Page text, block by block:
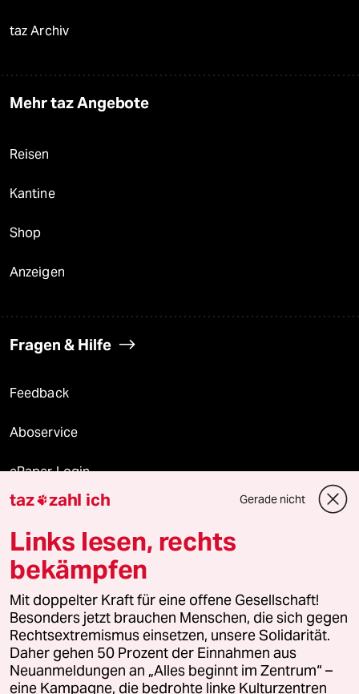
taz Archiv
Mehr taz Angebote
Reisen
Kantine
Shop
Anzeigen
Fragen & Hilfe
Feedback
Aboservice
ePaper Login
Downloads für Abonnierende
© 2026 taz Verlags und Vertriebs GmbH
Alle Rechte vorbehalten. Bei rechtlichen Fragen oder für Genehmigungen
wenden Sie sich bitte an
lizenzen@taz.de
Feedback Redaktionsstatut Kommune-Richtlinien
taz zahl ich Gerade nicht
Links lesen, rechts
bekämpfen
Mit doppelter Kraft für eine offene Gesellschaft!
Besonders jetzt brauchen Menschen, die sich gegen
Rechtsextremismus einsetzen, unsere Solidarität.
Daher gehen 50 Prozent der Einnahmen aus
Neuanmeldungen an „Alles beginnt im Zentrum“ –
eine Kampagne, die bedrohte linke Kulturzentren